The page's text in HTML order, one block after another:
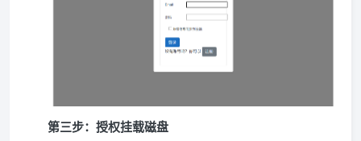
第三步：授权挂载磁盘